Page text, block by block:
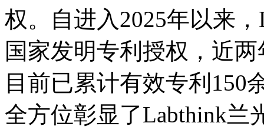
权。自进入2025年以来
国家发明专利授权，近
目前已累计有效专利150
全方位彰显了Labthink兰